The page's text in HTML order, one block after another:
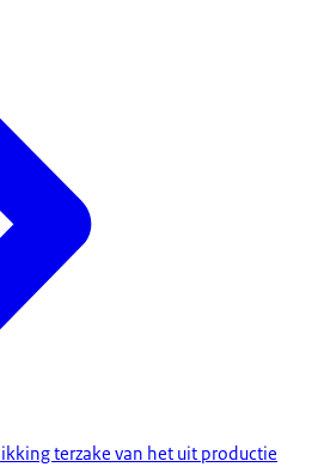
terzake van het uit productie